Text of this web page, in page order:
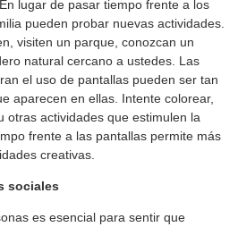
lugar de pasar tiempo frente a los
pueden probar nuevas actividades.
visiten un parque, conozcan un
natural cercano a ustedes. Las
el uso de pantallas pueden ser tan
aparecen en ellas. Intente colorear,
otras actividades que estimulen la
frente a las pantallas permite más
creativas.
sociales
es esencial para sentir que